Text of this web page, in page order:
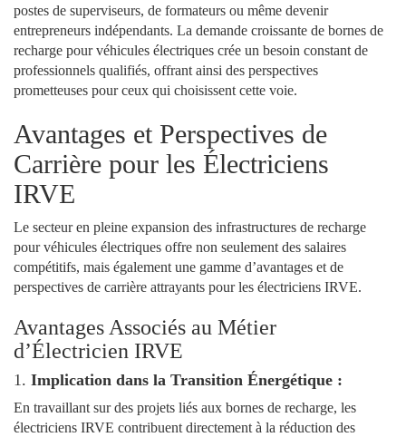
postes de superviseurs, de formateurs ou même devenir
entrepreneurs indépendants. La demande croissante de bornes de
recharge pour véhicules électriques crée un besoin constant de
professionnels qualifiés, offrant ainsi des perspectives
prometteuses pour ceux qui choisissent cette voie.
Avantages et Perspectives de
Carrière pour les Électriciens
IRVE
Le secteur en pleine expansion des infrastructures de recharge
pour véhicules électriques offre non seulement des salaires
compétitifs, mais également une gamme d’avantages et de
perspectives de carrière attrayants pour les électriciens IRVE.
Avantages Associés au Métier
d’Électricien IRVE
1. Implication dans la Transition Énergétique :
En travaillant sur des projets liés aux bornes de recharge, les
électriciens IRVE contribuent directement à la réduction des